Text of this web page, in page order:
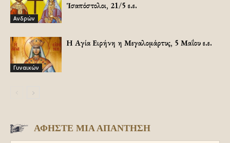
Ανδρών
Ἱσαπόστολοι, 21/5 ε.ε.
Γυναικών
Η Αγία Ειρήνη η Μεγαλομάρτυς, 5 Μαΐου ε.ε.
ΑΦΗΣΤΕ ΜΙΑ ΑΠΑΝΤΗΣΗ